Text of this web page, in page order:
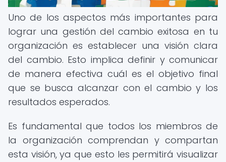
Uno de los aspectos más importantes para
lograr una gestión del cambio exitosa en tu
organización es establecer una visión clara
del cambio. Esto implica definir y comunicar
de manera efectiva cuál es el objetivo final
que se busca alcanzar con el cambio y los
resultados esperados.
Es fundamental que todos los miembros de
la organización comprendan y compartan
esta visión, ya que esto les permitirá visualizar